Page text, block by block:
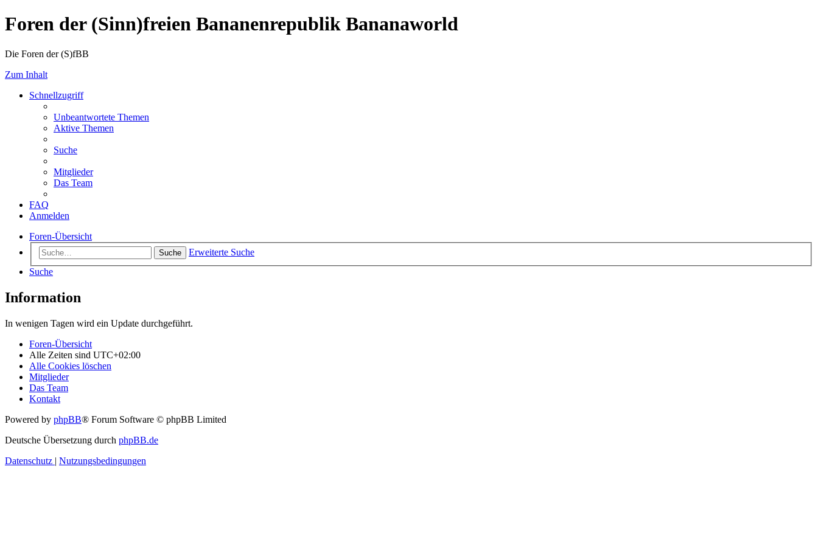
Foren der (Sinn)freien Bananenrepublik Bananaworld
Die Foren der (S)fBB
Zum Inhalt
Schnellzugriff
Unbeantwortete Themen
Aktive Themen
Suche
Mitglieder
Das Team
FAQ
Anmelden
Foren-Übersicht
Suche
Erweiterte Suche
Suche
Information
In wenigen Tagen wird ein Update durchgeführt.
Foren-Übersicht
Alle Zeiten sind UTC+02:00
Alle Cookies löschen
Mitglieder
Das Team
Kontakt
Powered by phpBB® Forum Software © phpBB Limited
Deutsche Übersetzung durch phpBB.de
Datenschutz | Nutzungsbedingungen